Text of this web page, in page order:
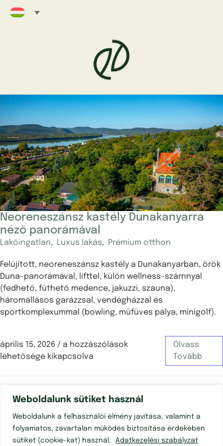
Weboldalunk sütiket használ
Weboldalunk a felhasználói élmény javítása, valamint a
folyamatos, zavartalan működés biztosítása érdekében
sütiket (cookie-kat) használ.
Adatkezelési szabályzat
Neoreneszánsz kastély Dunakanyarra
néző panorámával
Lakóingatlan, Luxus lakás, Prémium otthon
Felújított, neoreneszánsz kastély a Dunakanyarban, örök
Duna-panorámával, lifttel, külön wellness-szárnnyal
(fedhető, fűthető medence, jakuzzi, szauna),
háromállásos garázzsal, vendégházzal és
sportkomplexummal (bowling, műfüves pálya, minigolf).
április 15, 2026 / a hozzászólások
lehetősége kikapcsolva
Olvass
Tovább